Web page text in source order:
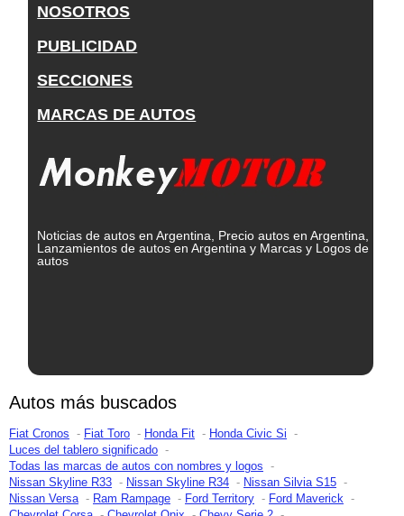
NOSOTROS
PUBLICIDAD
SECCIONES
MARCAS DE AUTOS
Noticias de autos en Argentina, Precio autos en Argentina,
Lanzamientos de autos en Argentina y Marcas y Logos de
autos
Autos más buscados
Fiat Cronos Fiat Toro Honda Fit
Honda Civic Si
Luces del tablero significado
Todas las marcas de autos con nombres y logos
Nissan Skyline R33
Nissan Skyline R34
Nissan Silvia S15
Nissan Versa
Ram Rampage Ford Territory
Ford Maverick